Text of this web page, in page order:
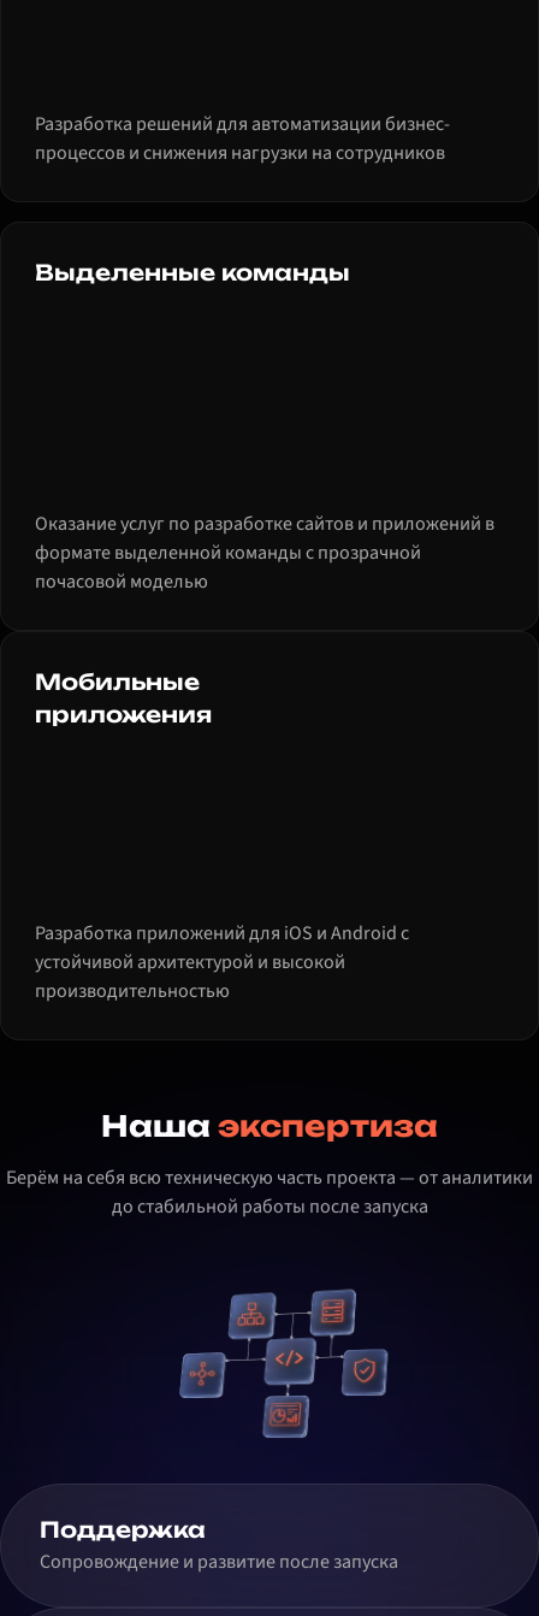
Разработка решений для автоматизации бизнес-
процессов и снижения нагрузки на сотрудников
Выделенные команды
Оказание услуг по разработке сайтов и приложений в
формате выделенной команды с прозрачной
почасовой моделью
Мобильные
приложения
Разработка приложений для iOS и Android с
устойчивой архитектурой и высокой
производительностью
Наша экспертиза
Берём на себя всю техническую часть проекта — от аналитики
до стабильной работы после запуска
Поддержка
Сопровождение и развитие после запуска